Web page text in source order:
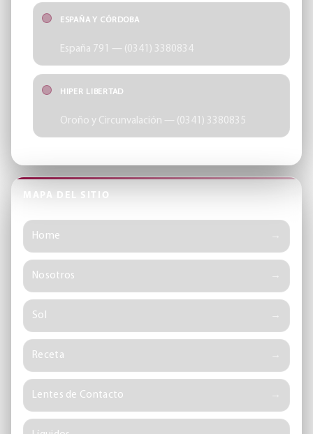
ESPAÑA Y CÓRDOBA
España 791 — (0341) 3380834
HIPER LIBERTAD
Oroño y Circunvalación — (0341) 3380835
MAPA DEL SITIO
Home
Nosotros
Sol
Receta
Lentes de Contacto